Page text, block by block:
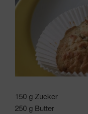
150 g Zucker
250 g Butter